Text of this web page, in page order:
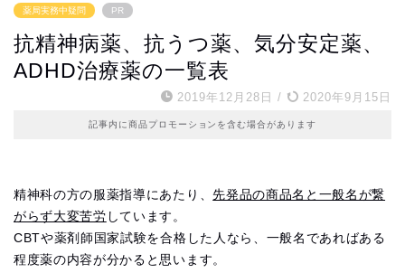
薬局実務中疑問 PR
抗精神病薬、抗うつ薬、気分安定薬、
ADHD治療薬の一覧表
2019年12月28日 / 2020年9月15日
記事内に商品プロモーションを含む場合があります
精神科の方の服薬指導にあたり、先発品の商品名と一般名が繋
がらず大変苦労 しています。
CBTや薬剤師国家試験を合格した人なら、一般名であればある
程度薬の内容が分かると思います。